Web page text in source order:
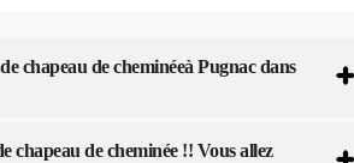
chapeau de cheminéeà Pugnac dans
chapeau de cheminée !! Vous allez